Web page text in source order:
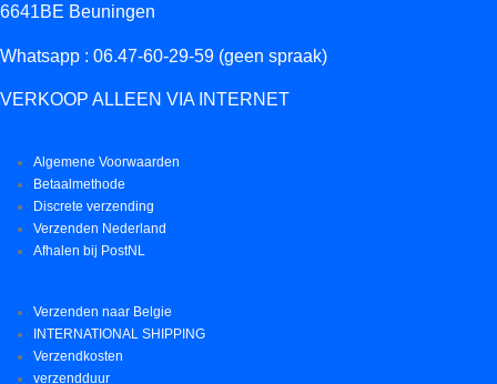
6641BE Beuningen
Whatsapp : 06.47-60-29-59 (geen spraak)
VERKOOP ALLEEN VIA INTERNET
Algemene Voorwaarden
Betaalmethode
Discrete verzending
Verzenden Nederland
Afhalen bij PostNL
Verzenden naar Belgie
INTERNATIONAL SHIPPING
Verzendkosten
verzendduur